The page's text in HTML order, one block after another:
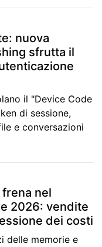
nuova
sfrutta il
il "Device Code
di sessione,
e conversazioni
nel
2026: vendite
dei costi
delle memorie e